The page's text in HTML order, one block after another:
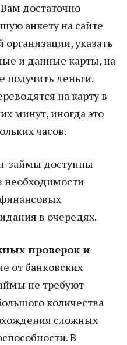
достаточно
анкету на сайте
указать
и данные карты, на
получить деньги.
на карту в
минут, иногда это
часов.
займы доступны
необходимости
в очередях.
проверок и
от банковских
не требуют
количества
сложных
В